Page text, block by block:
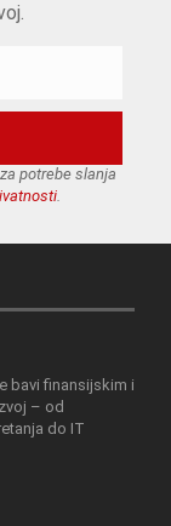
potrebe slanja
.
bavi finansijskim i
– od
do IT